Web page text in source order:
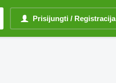
Prisijungti / Registracija